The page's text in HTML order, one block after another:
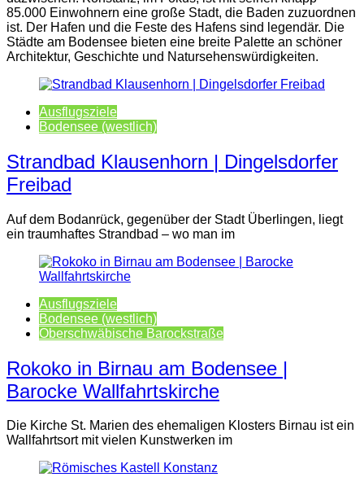
85.000 Einwohnern eine große Stadt, die Baden zuzuordnen
ist. Der Hafen und die Feste des Hafens sind legendär. Die
Städte am Bodensee bieten eine breite Palette an schöner
Architektur, Geschichte und Natursehenswürdigkeiten.
Ausflugsziele
Bodensee (westlich)
Strandbad Klausenhorn | Dingelsdorfer
Freibad
Auf dem Bodanrück, gegenüber der Stadt Überlingen, liegt
ein traumhaftes Strandbad – wo man im
Ausflugsziele
Bodensee (westlich)
Oberschwäbische Barockstraße
Rokoko in Birnau am Bodensee |
Barocke Wallfahrtskirche
Die Kirche St. Marien des ehemaligen Klosters Birnau ist ein
Wallfahrtsort mit vielen Kunstwerken im